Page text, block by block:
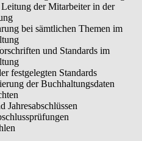
der Mitarbeiter in der
bei sämtlichen Themen im
und Standards im
festgelegten Standards
der Buchhaltungsdaten
Jahresabschlüssen